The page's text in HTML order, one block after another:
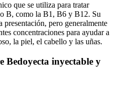
que se utiliza para tratar
B, como la B1, B6 y B12. Su
pero generalmente
concentraciones para ayudar a
la piel, el cabello y las uñas.
Bedoyecta inyectable y